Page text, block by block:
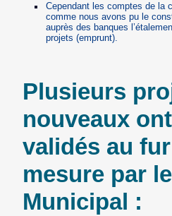
Cependant les comptes de la
comme nous avons pu le
auprès des banques
projets (emprunt).
Plusieurs
nouveaux
validés au
mesure par
Municipal :